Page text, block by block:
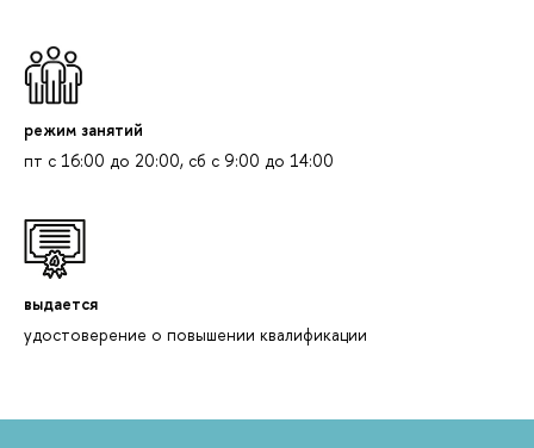
режим занятий
пт с 16:00 до 20:00, сб с 9:00 до 14:00
выдается
удостоверение о повышении квалификации